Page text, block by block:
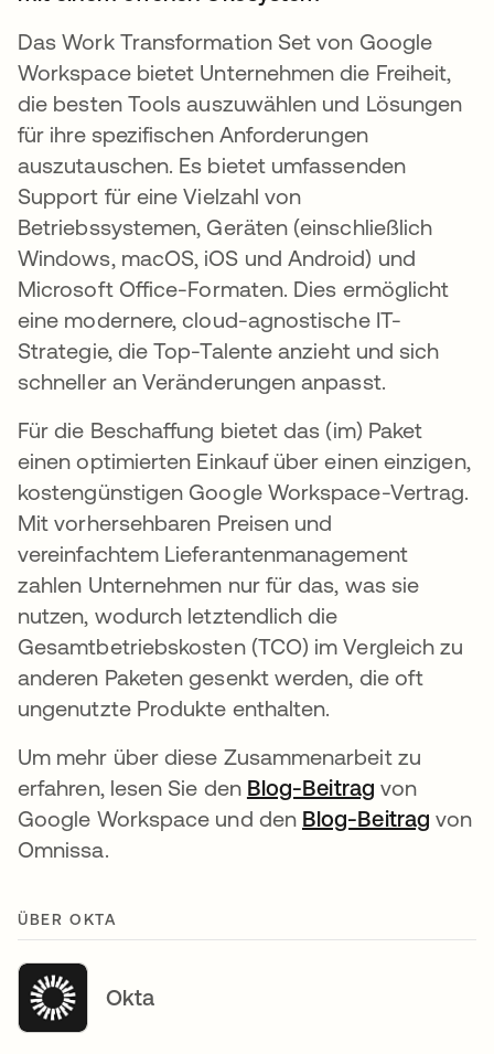
Das Work Transformation Set von Google
Workspace bietet Unternehmen die Freiheit,
die besten Tools auszuwählen und Lösungen
für ihre spezifischen Anforderungen
auszutauschen. Es bietet umfassenden
Support für eine Vielzahl von
Betriebssystemen, Geräten (einschließlich
Windows, macOS, iOS und Android) und
Microsoft Office-Formaten. Dies ermöglicht
eine modernere, cloud-agnostische IT-
Strategie, die Top-Talente anzieht und sich
schneller an Veränderungen anpasst.
Für die Beschaffung bietet das (im) Paket
einen optimierten Einkauf über einen einzigen,
kostengünstigen Google Workspace-Vertrag.
Mit vorhersehbaren Preisen und
vereinfachtem Lieferantenmanagement
zahlen Unternehmen nur für das, was sie
nutzen, wodurch letztendlich die
Gesamtbetriebskosten (TCO) im Vergleich zu
anderen Paketen gesenkt werden, die oft
ungenutzte Produkte enthalten.
Um mehr über diese Zusammenarbeit zu
erfahren, lesen Sie den Blog-Beitrag wird in
von
Google Workspace und den Blog-Beitrag wird
von
Omnissa.
ÜBER OKTA
Okta